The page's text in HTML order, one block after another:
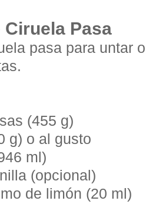
Ciruela Pasa
pasa para untar
(455 g)
g) o al gusto
ml)
(opcional)
de limón (20 ml)